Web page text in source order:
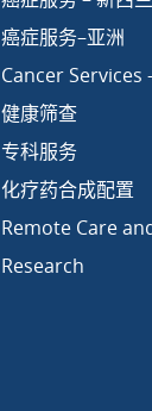
癌症服务–亚洲
Cancer
健康筛查
专科服务
化疗药合成配置
Remote Care
Research